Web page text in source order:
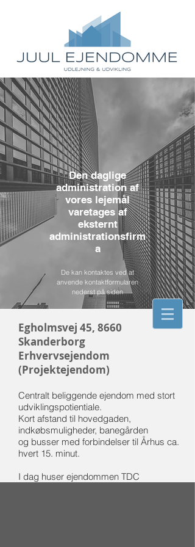
Den daglige
administration af
vores lejemål
varetages af
eksternt
administrationsfirm
a
De kan kontaktes ved at
anvende kontaktformularen
nederst på siden
Egholmsvej 45, 8660
Skanderborg
Erhvervsejendom
(Projektejendom)
Centralt beliggende ejendom med stort
udviklingspotientiale.
Kort afstand til hovedgaden,
indkøbsmuligheder, banegården
og busser med forbindelser til Århus ca.
hvert 15. minut.
I dag huser ejendommen TDC
Egholmsvej 45